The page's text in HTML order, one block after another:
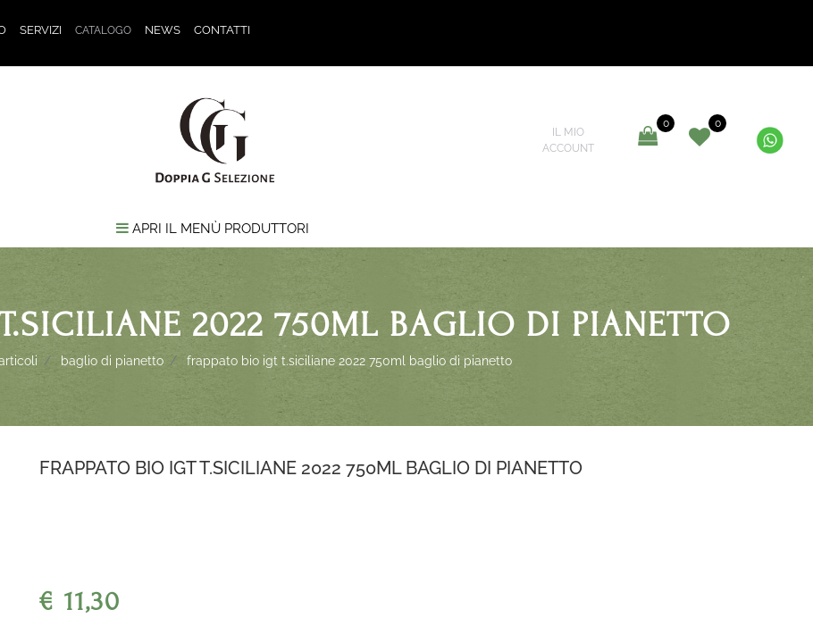
SERVIZI CATALOGO NEWS CONTATTI
IL MIO
ACCOUNT
0 0
APRI IL MENÙ PRODUTTORI
2022 750ML BAGLIO DI PIANETTO
baglio di pianetto frappato bio igt t.siciliane 2022 750ml baglio di pianetto
FRAPPATO BIO IGT T.SICILIANE 2022 750ML BAGLIO DI PIANETTO
€ 11,30